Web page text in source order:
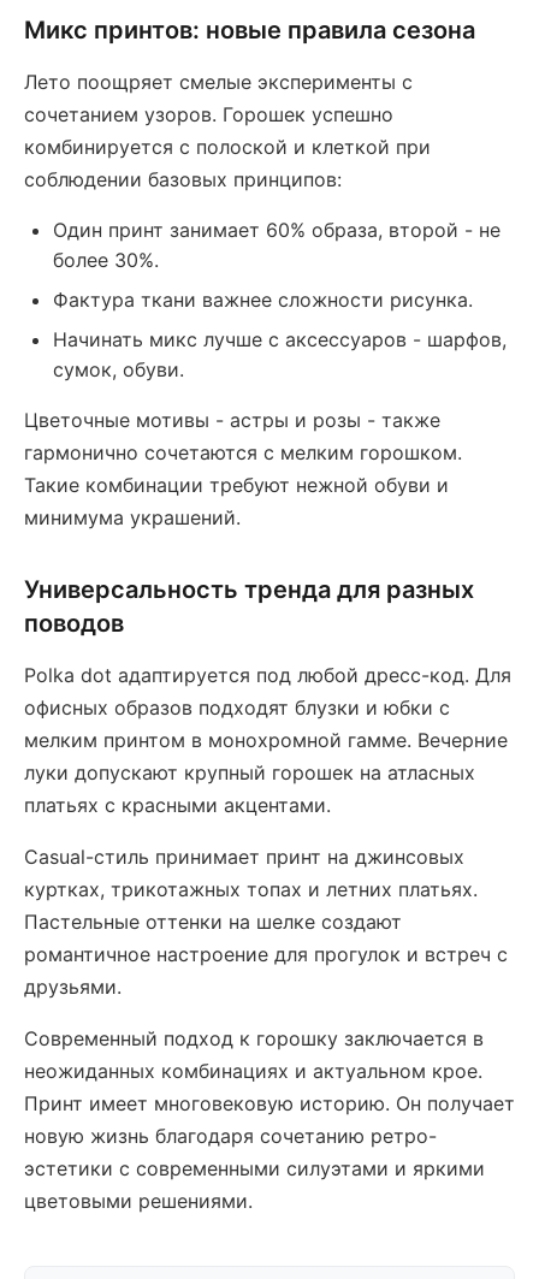
Микс принтов: новые правила сезона
Лето поощряет смелые эксперименты с
сочетанием узоров. Горошек успешно
комбинируется с полоской и клеткой при
соблюдении базовых принципов:
Один принт занимает 60% образа, второй - не
более 30%.
Фактура ткани важнее сложности рисунка.
Начинать микс лучше с аксессуаров - шарфов,
сумок, обуви.
Цветочные мотивы - астры и розы - также
гармонично сочетаются с мелким горошком.
Такие комбинации требуют нежной обуви и
минимума украшений.
Универсальность тренда для разных
поводов
Polka dot адаптируется под любой дресс-код. Для
офисных образов подходят блузки и юбки с
мелким принтом в монохромной гамме. Вечерние
луки допускают крупный горошек на атласных
платьях с красными акцентами.
Casual-стиль принимает принт на джинсовых
куртках, трикотажных топах и летних платьях.
Пастельные оттенки на шелке создают
романтичное настроение для прогулок и встреч с
друзьями.
Современный подход к горошку заключается в
неожиданных комбинациях и актуальном крое.
Принт имеет многовековую историю. Он получает
новую жизнь благодаря сочетанию ретро-
эстетики с современными силуэтами и яркими
цветовыми решениями.